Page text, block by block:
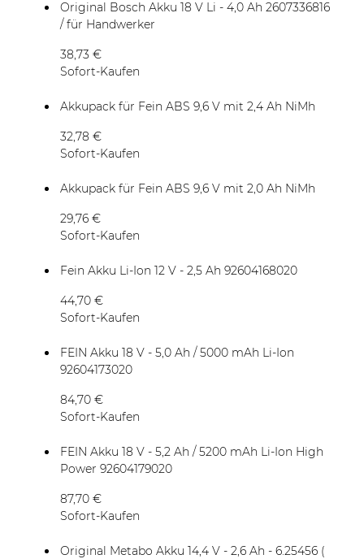
Original Bosch Akku 18 V Li - 4,0 Ah 2607336816
/ für Handwerker
38,73 €
Sofort-Kaufen
Akkupack für Fein ABS 9,6 V mit 2,4 Ah NiMh
32,78 €
Sofort-Kaufen
Akkupack für Fein ABS 9,6 V mit 2,0 Ah NiMh
29,76 €
Sofort-Kaufen
Fein Akku Li-Ion 12 V - 2,5 Ah 92604168020
44,70 €
Sofort-Kaufen
FEIN Akku 18 V - 5,0 Ah / 5000 mAh Li-Ion
92604173020
84,70 €
Sofort-Kaufen
FEIN Akku 18 V - 5,2 Ah / 5200 mAh Li-Ion High
Power 92604179020
87,70 €
Sofort-Kaufen
Original Metabo Akku 14,4 V - 2,6 Ah - 6.25456 (